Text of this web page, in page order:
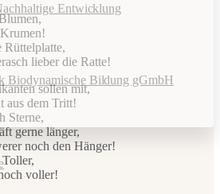
Entwicklung
Biodynamische Bildung gGmbH
Rüttelplatte,
lieber die Ratte!
sollen mit,
aus dem Tritt!
Sterne,
gerne länger,
noch den Hänger!
voller!